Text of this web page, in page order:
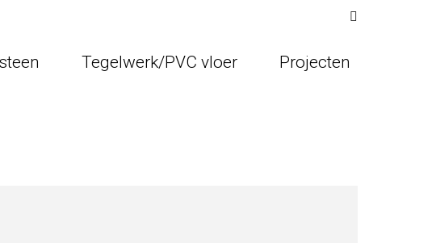
Search:
Tegelwerk/PVC vloer Projecten